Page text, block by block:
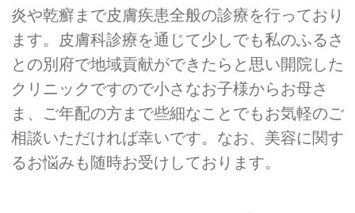
炎や乾癬まで皮膚疾患全般の診療を行っており
ます。皮膚科診療を通じて少しでも私のふるさ
との別府で地域貢献ができたらと思い開院した
クリニックですので小さなお子様からお母さ
ま、ご年配の方まで些細なことでもお気軽のご
相談いただければ幸いです。なお、美容に関す
るお悩みも随時お受けしております。